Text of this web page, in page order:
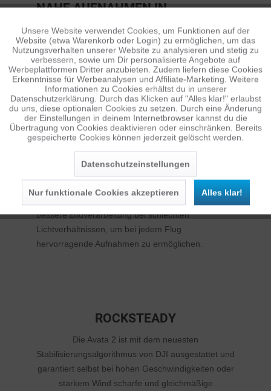
NAHE AUFNAHMEN IN
SUPERWEITEM 4K.
Die Avata 2 ermöglicht atemberaubende Bilder mit
einem Sichtfeld von 155°. Außerdem kann sie sich
Motiven schnell nähern und sich sofort wieder von
ihnen entfernen. Neueinsteiger können in kürzester
Zeit Kunstflüge meistern und schnelle, dynamische
Aufnahmen aus geringer Höhe machen, die mit
anderen Drohnen nicht möglich sind.
1/1,3-ZOLL-BILDSENSOR
einen erweiterten Dynamikumfang und eine
bessere Bildverarbeitung bei schlechten
Lichtverhältnissen, um bei jedem Flug
hervorragende Aufnahmen zu ermöglichen.
ROCKSTEADY
Die Avata 2 ist mit dem neuesten
Stabilisierungsalgorithmus von DJI ausgestattet und
garantiert selbst bei hohen Geschwindigkeiten oder
starkem Wind scharfe und gleichmäßige
Funktionale Aktiv
Tracking Inaktiv
Personalisierung Inaktiv
Service Inaktiv
Unsere Website verwendet Cookies, um Funktionen auf der
Website (etwa Warenkorb oder Login) zu ermöglichen, um das
Nutzungsverhalten unserer Website zu analysieren und stetig zu
verbessern, sowie um Dir personalisierte Angebote auf
Werbeplattformen Dritter anzubieten. Zudem liefern diese Cookies
Erkenntnisse für Werbeanalysen und Affiliate-Marketing. Weitere
Informationen zu Cookies erhältst du in unserer
Datenschutzerklärung. Durch das Klicken auf "Alles klar!" erlaubst
du uns, diese optionalen Cookies zu setzen. Durch eine Änderung
der Einstellungen in deinem Internetbrowser kannst du die
Übertragung von Cookies deaktivieren oder einschränken. Bereits
gespeicherte Cookies können jederzeit gelöscht werden.
Datenschutzeinstellungen
Nur funktionale Cookies akzeptieren Alles klar!